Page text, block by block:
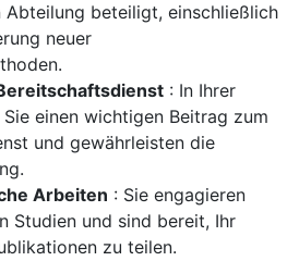
Abteilung beteiligt, einschließlich
neuer
: In Ihrer
einen wichtigen Beitrag zum
und gewährleisten die
Arbeiten : Sie engagieren
Studien und sind bereit, Ihr
zu teilen.